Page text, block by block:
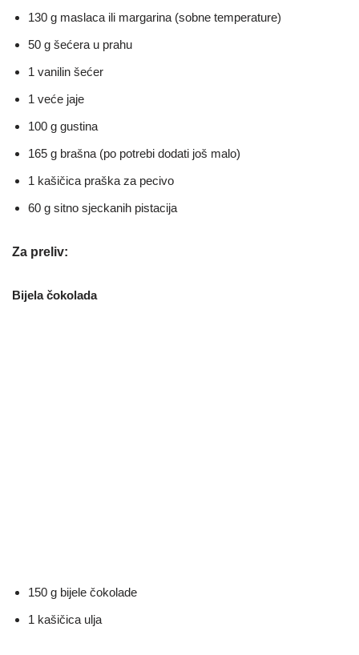
130 g maslaca ili margarina (sobne temperature)
50 g šećera u prahu
1 vanilin šećer
1 veće jaje
100 g gustina
165 g brašna (po potrebi dodati još malo)
1 kašičica praška za pecivo
60 g sitno sjeckanih pistacija
Za preliv:
Bijela čokolada
150 g bijele čokolade
1 kašičica ulja